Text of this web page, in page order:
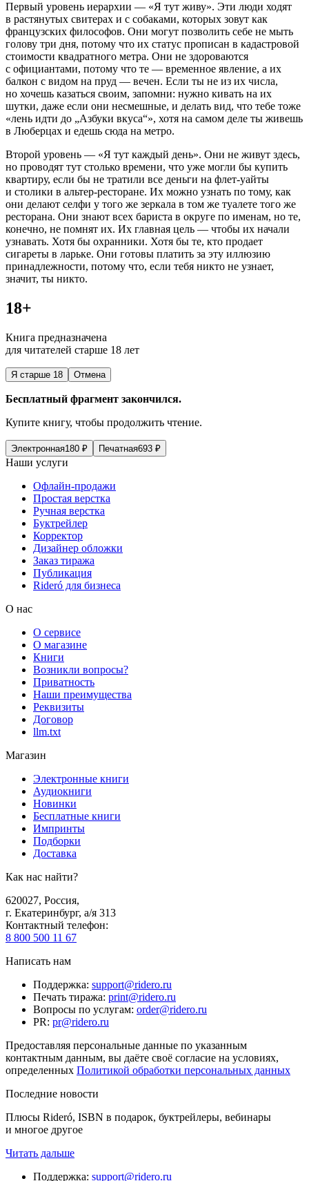
Первый уровень иерархии — «Я тут живу». Эти люди ходят
в растянутых свитерах и с собаками, которых зовут как
французских философов. Они могут позволить себе не мыть
голову три дня, потому что их статус прописан в кадастровой
стоимости квадратного метра. Они не здороваются
с официантами, потому что те — временное явление, а их
балкон с видом на пруд — вечен. Если ты не из их числа,
но хочешь казаться своим, запомни: нужно кивать на их
шутки, даже если они несмешные, и делать вид, что тебе тоже
«лень идти до „Азбуки вкуса“», хотя на самом деле ты живешь
в Люберцах и едешь сюда на метро.
Второй уровень — «Я тут каждый день». Они не живут здесь,
но проводят тут столько времени, что уже могли бы купить
квартиру, если бы не тратили все деньги на флет-уайты
и столики в альтер-ресторане. Их можно узнать по тому, как
они делают селфи у того же зеркала в том же туалете того же
ресторана. Они знают всех бариста в округе по именам, но те,
конечно, не помнят их. Их главная цель — чтобы их начали
узнавать. Хотя бы охранники. Хотя бы те, кто продает
сигареты в ларьке. Они готовы платить за эту иллюзию
принадлежности, потому что, если тебя никто не узнает,
значит, ты никто.
18+
Книга предназначена
для читателей старше 18 лет
Я старше 18 Отмена
Бесплатный фрагмент закончился.
Купите книгу, чтобы продолжить чтение.
Электронная180 ₽ Печатная693 ₽
Наши услуги
Офлайн-продажи
Простая верстка
Ручная верстка
Буктрейлер
Корректор
Дизайнер обложки
Заказ тиража
Публикация
Rideró для бизнеса
О нас
О сервисе
О магазине
Книги
Возникли вопросы?
Приватность
Наши преимущества
Реквизиты
Договор
llm.txt
Магазин
Электронные книги
Аудиокниги
Новинки
Бесплатные книги
Импринты
Подборки
Доставка
Как нас найти?
620027, Россия,
г. Екатеринбург, а/я 313
Контактный телефон:
8 800 500 11 67
Написать нам
Поддержка: support@ridero.ru
Печать тиража: print@ridero.ru
Вопросы по услугам: order@ridero.ru
PR: pr@ridero.ru
Предоставляя персональные данные по указанным
контактным данным, вы даёте своё согласие на условиях,
определенных Политикой обработки персональных данных
Последние новости
Плюсы Rideró, ISBN в подарок, буктрейлеры, вебинары
и многое другое
Читать дальше
Поддержка: support@ridero.ru